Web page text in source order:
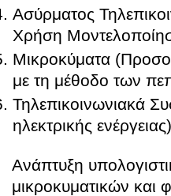
Ασύρματος
Χρήση
Μικροκύματα
με τη μέθοδο των
Τηλεπικοινωνιακά
ηλεκτρικής
Ανάπτυξη
μικροκυματικών και